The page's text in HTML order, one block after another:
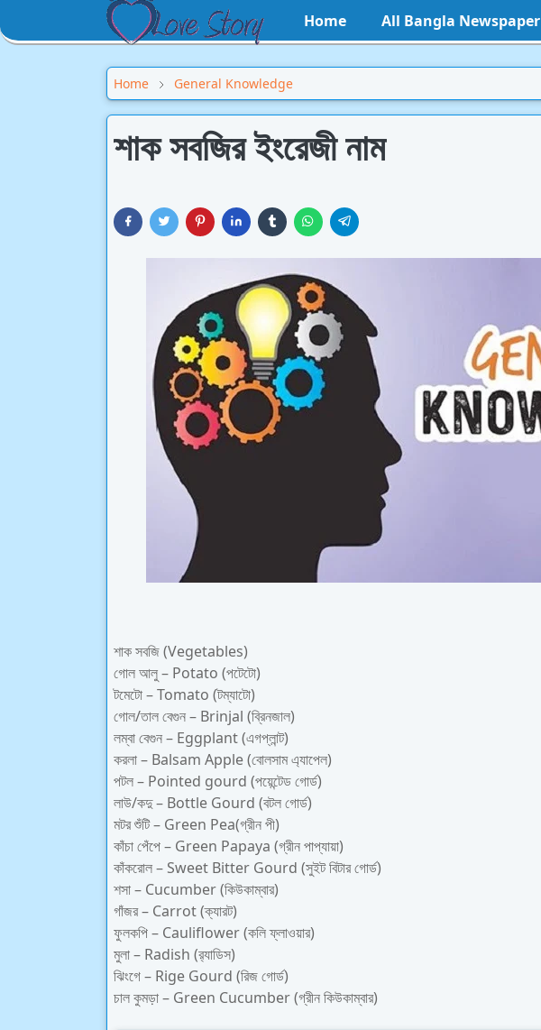
Home All Bangla Newspaper
Home General Knowledge
শাক সবজির ইংরেজী নাম
শাক সবজি (Vegetables)
গোল আলু – Potato (পটেটো)
টমেটো – Tomato (টম্যাটো)
গোল/তাল বেগুন – Brinjal (ব্রিনজাল)
লম্বা বেগুন – Eggplant (এগপ্লান্ট)
করলা – Balsam Apple (বোলসাম এ্যাপেল)
পটল – Pointed gourd (পয়েন্টেড গোর্ড)
লাউ/কদু – Bottle Gourd (বটল গোর্ড)
মটর শুঁটি – Green Pea(গ্রীন পী)
কাঁচা পেঁপে – Green Papaya (গ্রীন পাপ্যায়া)
কাঁকরোল – Sweet Bitter Gourd (সুইট বিটার গোর্ড)
শসা – Cucumber (কিউকাম্বার)
গাঁজর – Carrot (ক্যারট)
ফুলকপি – Cauliflower (কলি ফ্লাওয়ার)
মুলা – Radish (র‍্যাডিস)
ঝিংগে – Rige Gourd (রিজ গোর্ড)
চাল কুমড়া – Green Cucumber (গ্রীন কিউকাম্বার)